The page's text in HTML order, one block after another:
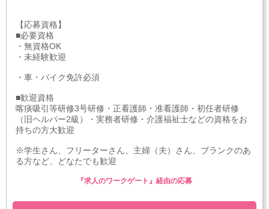
【応募資格】
■必要資格
・無資格OK
・未経験歓迎
・車・バイク免許必須
■歓迎資格
喀痰吸引等研修3号研修・正看護師・准看護師・初任者研修
（旧ヘルパー2級）・実務者研修・介護福祉士などの資格をお
持ちの方大歓迎
※学生さん、フリーターさん、主婦（夫）さん、ブランクのあ
る方など、どなたでも歓迎
『求人のワークゲート』経由の応募